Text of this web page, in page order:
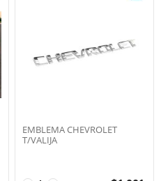
EMBLEMA CHEVROLET
T/VALIJA